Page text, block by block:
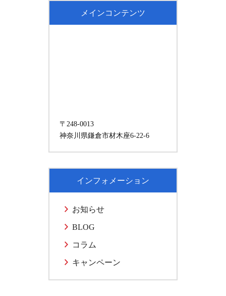
メインコンテンツ
〒248-0013
神奈川県鎌倉市材木座6-22-6
インフォメーション
お知らせ
BLOG
コラム
キャンペーン